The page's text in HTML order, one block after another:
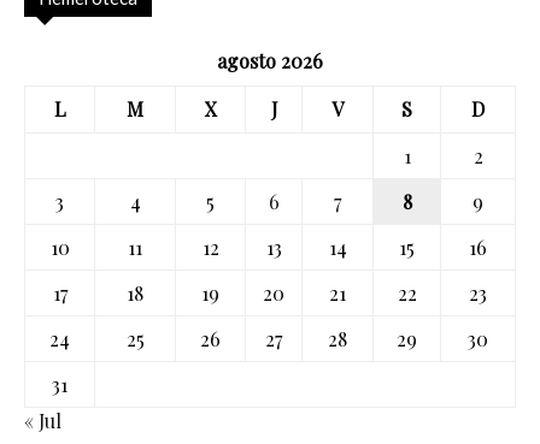
agosto 2026
L
M X J V S
D
1
2
3
4 5 6 7 8
9
10
11 12 13 14 15
16
17
18 19 20 21 22
23
24
25 26 27 28 29
30
31
« Jul